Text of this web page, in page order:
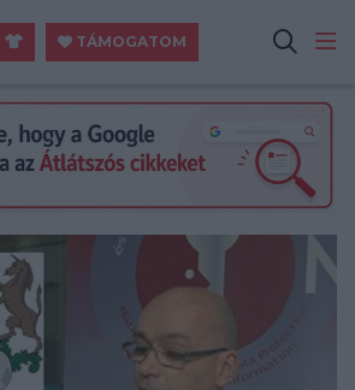
TÁMOGATOM